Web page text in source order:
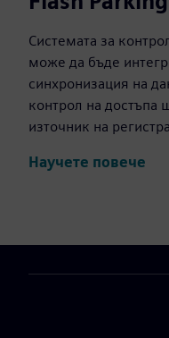
Системата за
може да бъде
синхронизация на
контрол на достъпа
източник на
Научете повече